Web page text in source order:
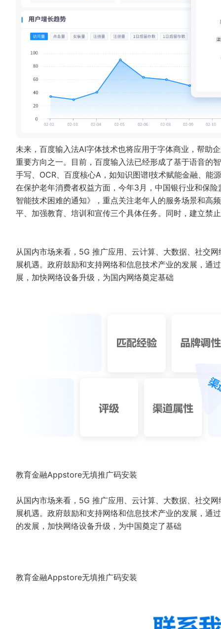
未来，百度输入法AI字体技术也将应用于字体商业，帮助
重要方向之一。目前，百度输入法已经形成了基于语音的
手写、OCR、百度核心A，如知识图谱I技术赋能金融、能
在保护老年消费者权益方面，今年3月，中国银行业和保
智能技术困难的通知》，重点关注老年人的服务场景和高
平、加强教育、培训和宣传三个具体任务。同时，建立禁
从国内市场来看，5G 推广应用、云计算、大数据、社交
展机遇。政府鼓励和支持网络和信息技术产业的发展，通
展，加快网络设备升级，为国内网络奠定基础
教育金融Appstore无填推广码安装
从国内市场来看，5G 推广应用、云计算、大数据、社交
展机遇。政府鼓励和支持网络和信息技术产业的发展，通
的发展，加快网络设备升级，为中国奠定了基础
教育金融Appstore无填推广码安装